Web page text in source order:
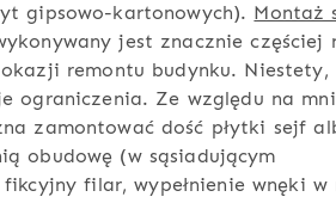
gipsowo-kartonowych). Montaż
jest znacznie częściej
remontu budynku. Niestety,
ograniczenia. Ze względu na
zamontować dość płytki sejf
obudowę (w sąsiadującym
filar, wypełnienie wnęki w